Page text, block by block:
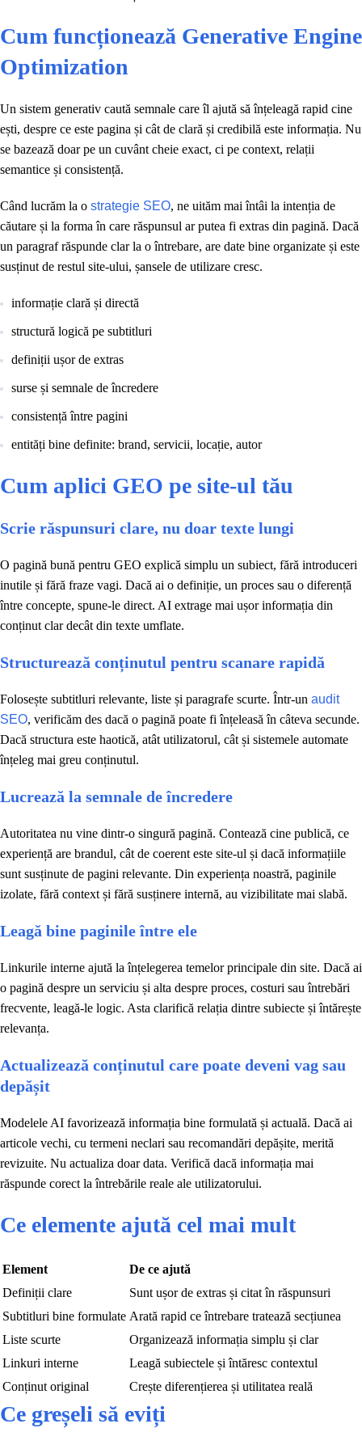
Cum funcționează Generative Engine
Optimization
Un sistem generativ caută semnale care îl ajută să înțeleagă rapid cine
ești, despre ce este pagina și cât de clară și credibilă este informația. Nu
se bazează doar pe un cuvânt cheie exact, ci pe context, relații
semantice și consistență.
Când lucrăm la o strategie SEO, ne uităm mai întâi la intenția de
căutare și la forma în care răspunsul ar putea fi extras din pagină. Dacă
un paragraf răspunde clar la o întrebare, are date bine organizate și este
susținut de restul site-ului, șansele de utilizare cresc.
informație clară și directă
structură logică pe subtitluri
definiții ușor de extras
surse și semnale de încredere
consistență între pagini
entități bine definite: brand, servicii, locație, autor
Cum aplici GEO pe site-ul tău
Scrie răspunsuri clare, nu doar texte lungi
O pagină bună pentru GEO explică simplu un subiect, fără introduceri
inutile și fără fraze vagi. Dacă ai o definiție, un proces sau o diferență
între concepte, spune-le direct. AI extrage mai ușor informația din
conținut clar decât din texte umflate.
Structurează conținutul pentru scanare rapidă
Folosește subtitluri relevante, liste și paragrafe scurte. Într-un audit
SEO, verificăm des dacă o pagină poate fi înțeleasă în câteva secunde.
Dacă structura este haotică, atât utilizatorul, cât și sistemele automate
înțeleg mai greu conținutul.
Lucrează la semnale de încredere
Autoritatea nu vine dintr-o singură pagină. Contează cine publică, ce
experiență are brandul, cât de coerent este site-ul și dacă informațiile
sunt susținute de pagini relevante. Din experiența noastră, paginile
izolate, fără context și fără susținere internă, au vizibilitate mai slabă.
Leagă bine paginile între ele
Linkurile interne ajută la înțelegerea temelor principale din site. Dacă ai
o pagină despre un serviciu și alta despre proces, costuri sau întrebări
frecvente, leagă-le logic. Asta clarifică relația dintre subiecte și întărește
relevanța.
Actualizează conținutul care poate deveni vag sau
depășit
Modelele AI favorizează informația bine formulată și actuală. Dacă ai
articole vechi, cu termeni neclari sau recomandări depășite, merită
revizuite. Nu actualiza doar data. Verifică dacă informația mai
răspunde corect la întrebările reale ale utilizatorului.
Ce elemente ajută cel mai mult
Element
De ce ajută
Definiții clare
Sunt ușor de extras și citat în răspunsuri
Subtitluri bine formulate Arată rapid ce întrebare tratează secțiunea
Liste scurte
Organizează informația simplu și clar
Linkuri interne
Leagă subiectele și întăresc contextul
Conținut original
Crește diferențierea și utilitatea reală
Ce greșeli să eviți